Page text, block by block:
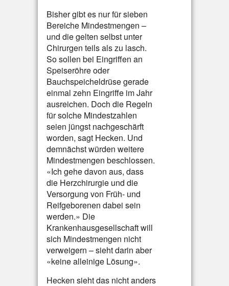
Bisher gibt es nur für sieben
Bereiche Mindestmengen –
und die gelten selbst unter
Chirurgen teils als zu lasch.
So sollen bei Eingriffen an
Speiseröhre oder
Bauchspeicheldrüse gerade
einmal zehn Eingriffe im Jahr
ausreichen. Doch die Regeln
für solche Mindestzahlen
seien jüngst nachgeschärft
worden, sagt Hecken. Und
demnächst würden weitere
Mindestmengen beschlossen.
«Ich gehe davon aus, dass
die Herzchirurgie und die
Versorgung von Früh- und
Reifgeborenen dabei sein
werden.» Die
Krankenhausgesellschaft will
sich Mindestmengen nicht
verweigern – sieht darin aber
«keine alleinige Lösung».
Hecken sieht das nicht anders